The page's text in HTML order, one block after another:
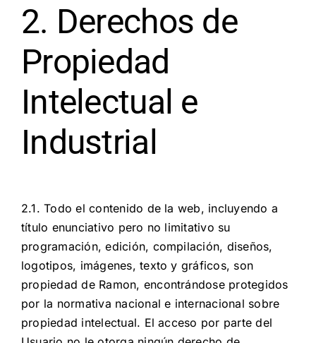
2. Derechos de
Propiedad
Intelectual e
Industrial
2.1. Todo el contenido de la web, incluyendo a
título enunciativo pero no limitativo su
programación, edición, compilación, diseños,
logotipos, imágenes, texto y gráficos, son
propiedad de Ramon, encontrándose protegidos
por la normativa nacional e internacional sobre
propiedad intelectual. El acceso por parte del